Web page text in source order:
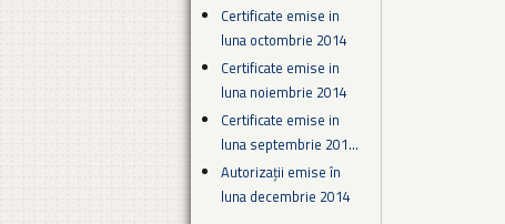
Certificate emise in
luna octombrie 2014
Certificate emise in
luna noiembrie 2014
Certificate emise in
luna septembrie 201...
Autorizații emise în
luna decembrie 2014